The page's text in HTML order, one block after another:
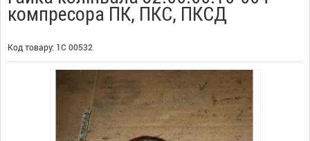
компресора ПК, ПКС, ПКСД
Код товару: 1С 00532